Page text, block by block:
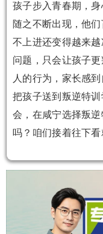
孩子步入青春期，
随之不断出现，他
不上进还变得越来
问题，只会让孩子
人的行为，家长感
把孩子送到叛逆特
会，在咸宁选择叛
吗？咱们接着往下看